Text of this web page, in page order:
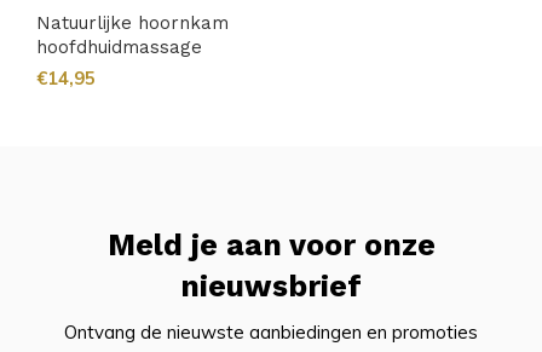
Natuurlijke hoornkam
hoofdhuidmassage
€14,95
Meld je aan voor onze
nieuwsbrief
Ontvang de nieuwste aanbiedingen en promoties